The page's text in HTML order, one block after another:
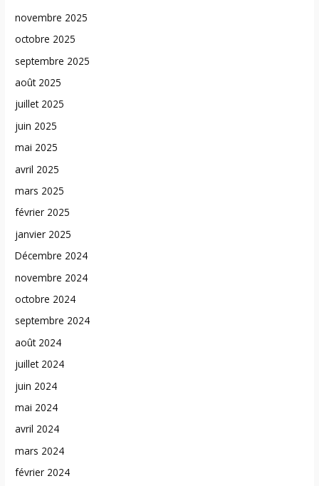
novembre 2025
octobre 2025
septembre 2025
août 2025
juillet 2025
juin 2025
mai 2025
avril 2025
mars 2025
février 2025
janvier 2025
Décembre 2024
novembre 2024
octobre 2024
septembre 2024
août 2024
juillet 2024
juin 2024
mai 2024
avril 2024
mars 2024
février 2024